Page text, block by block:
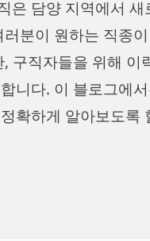
은 담양 지역에서
분이 원하는 직종
구직자들을 위해
니다. 이 블로그에
확하게 알아보도록